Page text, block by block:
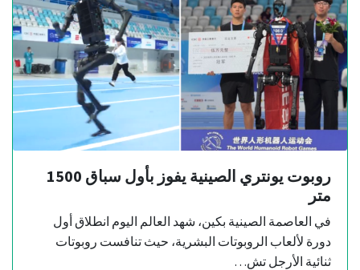
روبوت يونتري الصينية يفوز بأول سباق 1500
متر
في العاصمة الصينية بكين، شهد العالم اليوم انطلاق أول
دورة لألعاب الروبوتات البشرية، حيث تنافست روبوتات
ثنائية الأرجل تش…